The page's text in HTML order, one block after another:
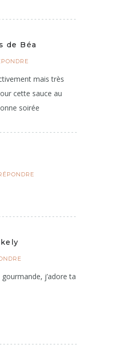
de Béa
mais très
cette sauce au
soirée
j’adore ta